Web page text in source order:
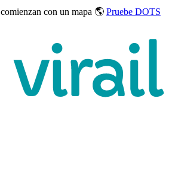
comienzan con un mapa 🌎 Pruebe DOTS